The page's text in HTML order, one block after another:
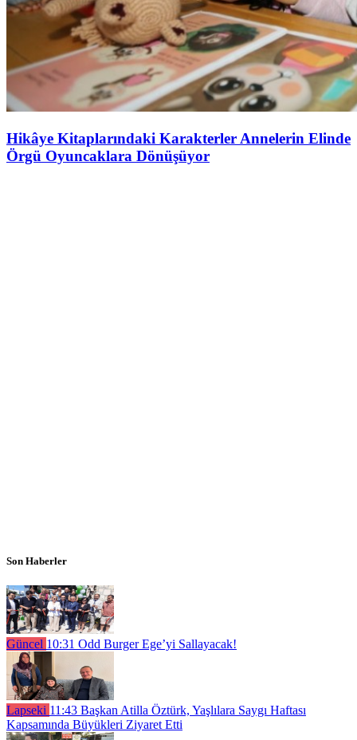
Hikâye Kitaplarındaki Karakterler Annelerin Elinde
Örgü Oyuncaklara Dönüşüyor
Son Haberler
Güncel 10:31 Odd Burger Ege’yi Sallayacak!
Lapseki 11:43 Başkan Atilla Öztürk, Yaşlılara Saygı Haftası
Kapsamında Büyükleri Ziyaret Etti